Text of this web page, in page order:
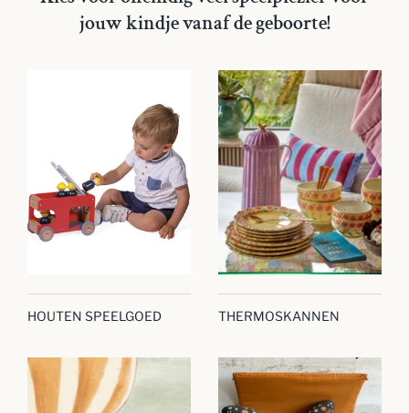
jouw kindje vanaf de geboorte!
HOUTEN SPEELGOED THERMOSKANNEN